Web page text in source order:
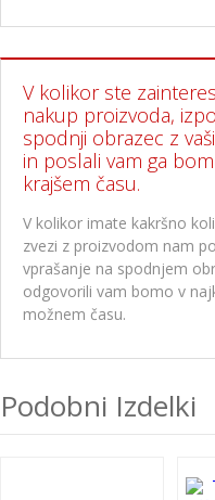
V kolikor ste
nakup proizvoda,
spodnji obrazec z
in poslali vam ga
krajšem času.
V kolikor imate kakršno
zvezi z proizvodom nam
vprašanje na spodnjem
odgovorili vam bomo v
možnem času.
Podobni Izdelki